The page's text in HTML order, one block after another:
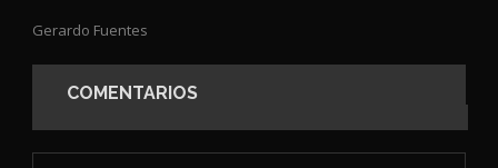
Gerardo Fuentes
COMENTARIOS